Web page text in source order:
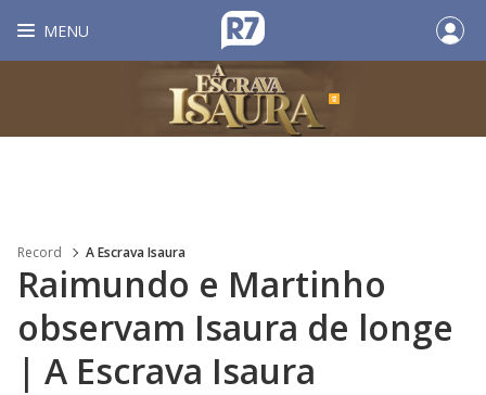
MENU
Record A Escrava Isaura
Raimundo e Martinho
observam Isaura de longe
| A Escrava Isaura